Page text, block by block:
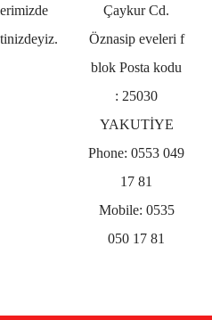
Çaykur Cd.
Öznasip eveleri f
blok Posta kodu
: 25030
YAKUTİYE
Phone:0553 049
17 81
Mobile: 0535
050 17 81